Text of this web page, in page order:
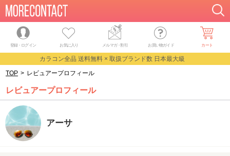
登録・ログイン お気に入り メルマガ・割引 お買い物ガイド カート
カラコン全品 送料無料 × 取扱ブランド数 日本最大級
TOP > レビュアープロフィール
レビュアープロフィール
アーサ